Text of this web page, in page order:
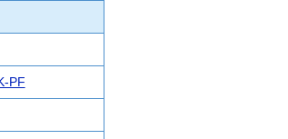
PF